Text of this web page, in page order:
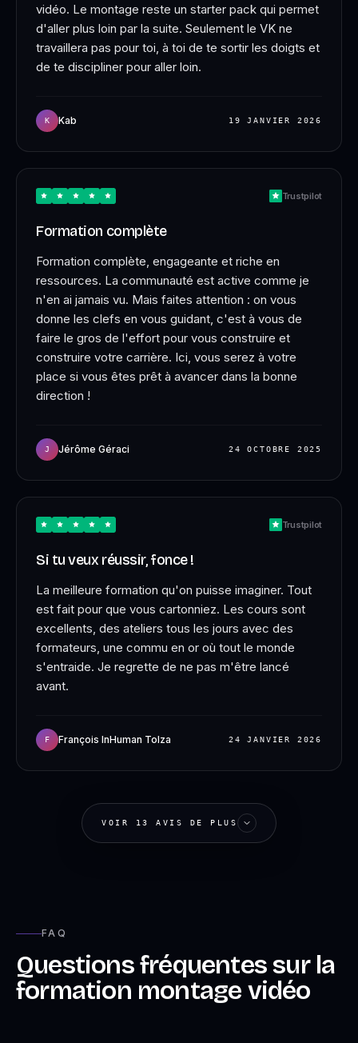
vidéo. Le montage reste un starter pack qui permet
d'aller plus loin par la suite. Seulement le VK ne
travaillera pas pour toi, à toi de te sortir les doigts et
de te discipliner pour aller loin.
K Kab 19 JANVIER 2026
Trustpilot
Formation complète
Formation complète, engageante et riche en
ressources. La communauté est active comme je
n'en ai jamais vu. Mais faites attention : on vous
donne les clefs en vous guidant, c'est à vous de
faire le gros de l'effort pour vous construire et
construire votre carrière. Ici, vous serez à votre
place si vous êtes prêt à avancer dans la bonne
direction !
J Jérôme Géraci 24 OCTOBRE 2025
Trustpilot
Si tu veux réussir, fonce !
La meilleure formation qu'on puisse imaginer. Tout
est fait pour que vous cartonniez. Les cours sont
excellents, des ateliers tous les jours avec des
formateurs, une commu en or où tout le monde
s'entraide. Je regrette de ne pas m'être lancé
avant.
F François InHuman Tolza 24 JANVIER 2026
VOIR 13 AVIS DE PLUS
FAQ
Questions fréquentes sur la
formation montage vidéo